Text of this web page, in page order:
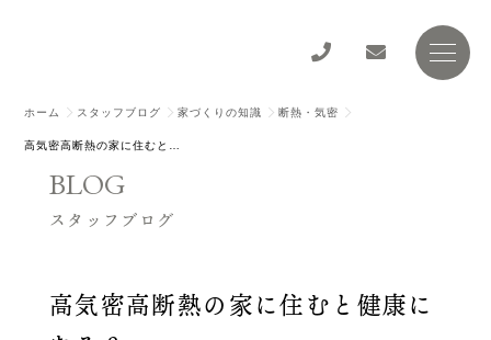
ホーム スタッフブログ 家づくりの知識 断熱・気密
BLOG
スタッフブログ
高気密高断熱の家に住むと健康に